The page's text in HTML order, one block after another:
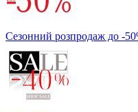
Сезонний розпродаж до -